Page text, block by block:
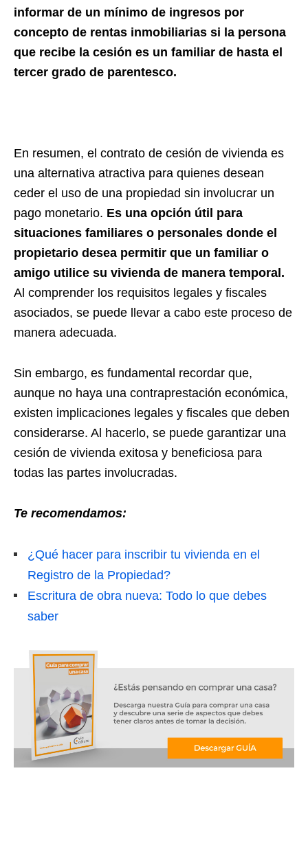
informar de un mínimo de ingresos por
concepto de rentas inmobiliarias si la persona
que recibe la cesión es un familiar de hasta el
tercer grado de parentesco.
En resumen, el contrato de cesión de vivienda es
una alternativa atractiva para quienes desean
ceder el uso de una propiedad sin involucrar un
pago monetario. Es una opción útil para
situaciones familiares o personales donde el
propietario desea permitir que un familiar o
amigo utilice su vivienda de manera temporal.
Al comprender los requisitos legales y fiscales
asociados, se puede llevar a cabo este proceso de
manera adecuada.
Sin embargo, es fundamental recordar que,
aunque no haya una contraprestación económica,
existen implicaciones legales y fiscales que deben
considerarse. Al hacerlo, se puede garantizar una
cesión de vivienda exitosa y beneficiosa para
todas las partes involucradas.
Te recomendamos:
¿Qué hacer para inscribir tu vivienda en el
Registro de la Propiedad?
Escritura de obra nueva: Todo lo que debes
saber